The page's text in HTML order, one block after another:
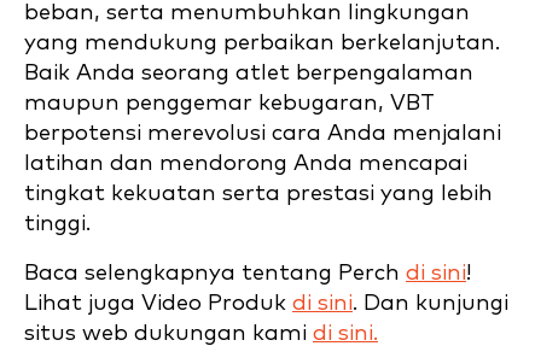
beban, serta menumbuhkan lingkungan
yang mendukung perbaikan berkelanjutan.
Baik Anda seorang atlet berpengalaman
maupun penggemar kebugaran, VBT
berpotensi merevolusi cara Anda menjalani
latihan dan mendorong Anda mencapai
tingkat kekuatan serta prestasi yang lebih
tinggi.
Baca selengkapnya tentang Perch di sini!
Lihat juga Video Produk di sini. Dan kunjungi
situs web dukungan kami di sini.